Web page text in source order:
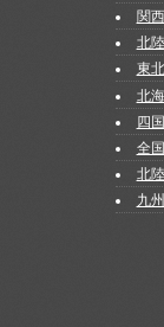
関西
北陸
東北
北
四国
全国
北
九州